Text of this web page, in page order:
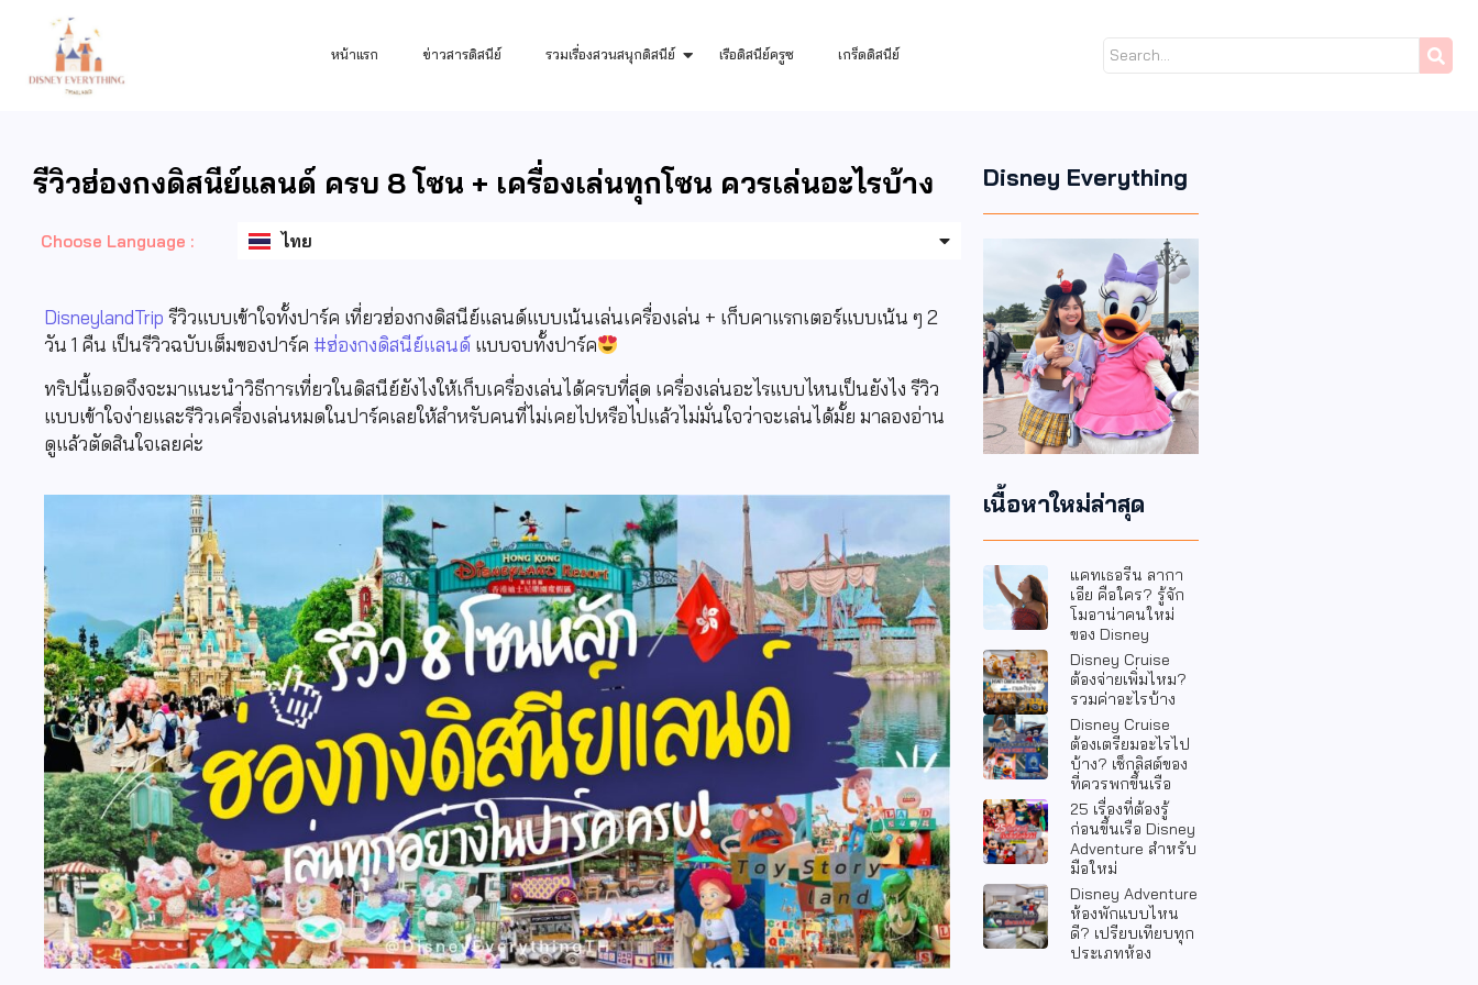
หน้าแรก ข่าวสารดิสนีย์ รวมเรื่องสวนสนุกดิสนีย์ เรือดิสนีย์ครูซ เกร็ดดิสนีย์
รีวิวฮ่องกงดิสนีย์แลนด์ ครบ 8 โซน + เครื่องเล่นทุกโซน ควรเล่นอะไรบ้าง
Choose Language : ไทย
日本語
DisneylandTrip รีวิวแบบเข้าใจทั้งปาร์ค เที่ยวฮ่องกงดิสนีย์แลนด์แบบเน้นเล่นเครื่องเล่น + เก็บคาแรกเตอร์แบบเน้น ๆ 2
วัน 1 คืน เป็นรีวิวฉบับเต็มของปาร์ค #ฮ่องกงดิสนีย์แลนด์ แบบจบทั้งปาร์ค
ทริปนี้แอดจึงจะมาแนะนำวิธีการเที่ยวในดิสนีย์ยังไงให้เก็บเครื่องเล่นได้ครบที่สุด เครื่องเล่นอะไรแบบไหนเป็นยังไง รีวิว
แบบเข้าใจง่ายและรีวิวเครื่องเล่นหมดในปาร์คเลยให้สำหรับคนที่ไม่เคยไปหรือไปแล้วไม่มั่นใจว่าจะเล่นได้มั้ย มาลองอ่าน
ดูแล้วตัดสินใจเลยค่ะ
Disney Everything
เนื้อหาใหม่ล่าสุด
แคทเธอรีน ลากา
เอีย คือใคร? รู้จัก
โมอาน่าคนใหม่
ของ Disney
Disney Cruise
ต้องจ่ายเพิ่มไหม?
รวมค่าอะไรบ้าง
Disney Cruise
ต้องเตรียมอะไรไป
บ้าง? เช็กลิสต์ของ
ที่ควรพกขึ้นเรือ
25 เรื่องที่ต้องรู้
ก่อนขึ้นเรือ Disney
Adventure สำหรับ
มือใหม่
Disney Adventure
ห้องพักแบบไหน
ดี? เปรียบเทียบทุก
ประเภทห้อง